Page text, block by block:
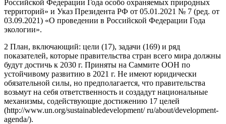
Российской Федерации Года особо охраняемых природных
территорий» и Указ Президента РФ от 05.01.2021 № 7 (ред. от
03.09.2021) «О проведении в Российской Федерации Года
экологии».
2 План, включающий: цели (17), задачи (169) и ряд
показателей, которые правительства стран всего мира должны
будут достичь к 2030 г. Приняты на Саммите ООН по
устойчивому развитию в 2021 г. Не имеют юридически
обязательной силы, но предполагается, что правительства
возьмут на себя ответственность и создадут национальные
механизмы, содействующие достижению 17 целей
(http://www.un.org/sustainabledevelopment/ ru/about/development-
agenda/).